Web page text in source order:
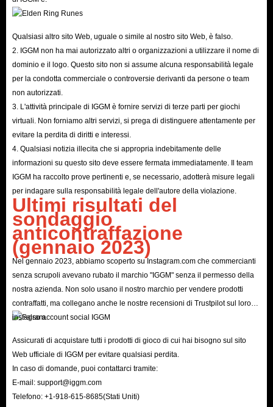
Qualsiasi altro sito Web, uguale o simile al nostro sito Web, è falso.
2. IGGM non ha mai autorizzato altri o organizzazioni a utilizzare il nome di
dominio e il logo. Questo sito non si assume alcuna responsabilità legale
per la condotta commerciale o controversie derivanti da persone o team
non autorizzati.
3. L'attività principale di IGGM è fornire servizi di terze parti per giochi
virtuali. Non forniamo altri servizi, si prega di distinguere attentamente per
evitare la perdita di diritti e interessi.
4. Qualsiasi notizia illecita che si appropria indebitamente delle
informazioni su questo sito deve essere fermata immediatamente. Il team
IGGM ha raccolto prove pertinenti e, se necessario, adotterà misure legali
per indagare sulla responsabilità legale dell'autore della violazione.
Ultimi risultati del
sondaggio
anticontraffazione
(gennaio 2023)
Nel gennaio 2023, abbiamo scoperto su Instagram.com che commercianti
senza scrupoli avevano rubato il marchio "IGGM" senza il permesso della
nostra azienda. Non solo usano il nostro marchio per vendere prodotti
contraffatti, ma collegano anche le nostre recensioni di Trustpilot sul loro
instagram.
Assicurati di acquistare tutti i prodotti di gioco di cui hai bisogno sul sito
Web ufficiale di IGGM per evitare qualsiasi perdita.
In caso di domande, puoi contattarci tramite:
E-mail: support@iggm.com
Telefono: +1-918-615-8685(Stati Uniti)